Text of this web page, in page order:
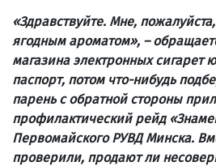
«Здравствуйте. Мне,
ягодным ароматом», –
магазина электронных
паспорт, потом что-нибудь
парень с обратной стороны
профилактический рейд
Первомайского РУВД Минска.
проверили, продают ли